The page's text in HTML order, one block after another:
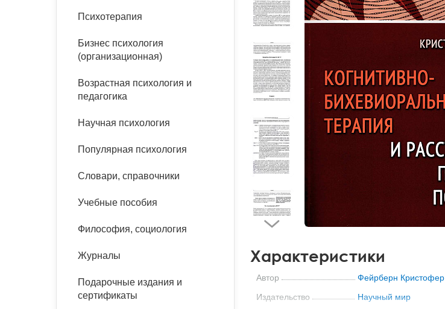
Расстройства пищевого
Тревожные расстройства,
Песочная терапия
Психодрама
Сказкотерапия
Другие направления
психотерапии
Классический, эриксоновский
Психология труда и
Психофизиология
Социальная психология
Социальная и
Учебная литература
Классический и юнгианский
Характеристики
Автор
Фейрберн Кристофер
Издательство
Научный мир
Психотерапия
Бизнес психология
(организационная)
Возрастная психология и
педагогика
Научная психология
Популярная психология
Словари, справочники
Учебные пособия
Философия, социология
Журналы
Подарочные издания и
сертификаты